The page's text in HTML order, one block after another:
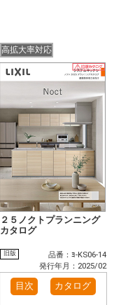
高拡大率対応
２５ノクトプランニング
カタログ
旧版
品番：ﾖ-KS06-14
発行年月：2025/02
目次 カタログ